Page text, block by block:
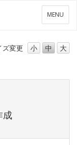
メ
ニ
ー
MENU
ズ変更 小 中 大
成